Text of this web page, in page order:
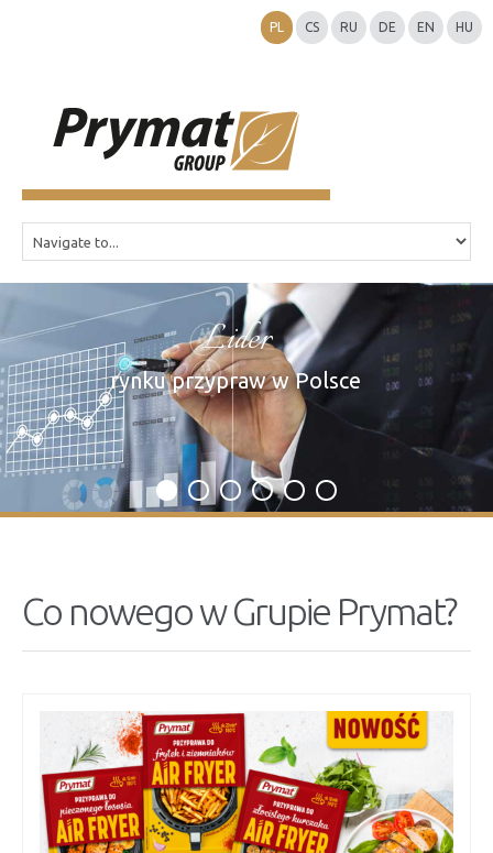
PL CS RU DE EN HU
Lider
rynku przypraw w Polsce
Co nowego w Grupie Prymat?